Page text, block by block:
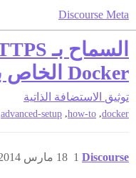
Discourse Meta
Docker الخاص بك في Discourse
توثيق الاستضافة الذاتية
docker
,
how-to
,
advanced-setup
Discourse 18 مارس 2014، 11:45م 1